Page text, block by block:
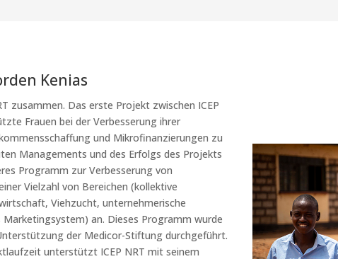
Kenias
zusammen. Das erste Projekt zwischen ICEP
Frauen bei der Verbesserung ihrer
und Mikrofinanzierungen zu
Managements und des Erfolgs des Projekts
Programm zur Verbesserung von
Vielzahl von Bereichen (kollektive
Viehzucht, unternehmerische
an. Dieses Programm wurde
der Medicor-Stiftung durchgeführt.
unterstützt ICEP NRT mit seinem